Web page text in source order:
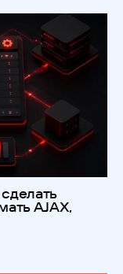
AJAX,